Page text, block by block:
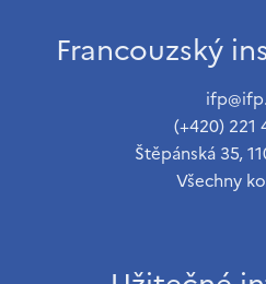
Francouzský
(+420) 221
Štěpánská 35,
Všechny